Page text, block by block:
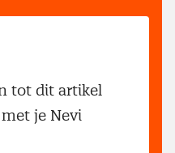
tot dit artikel
je Nevi